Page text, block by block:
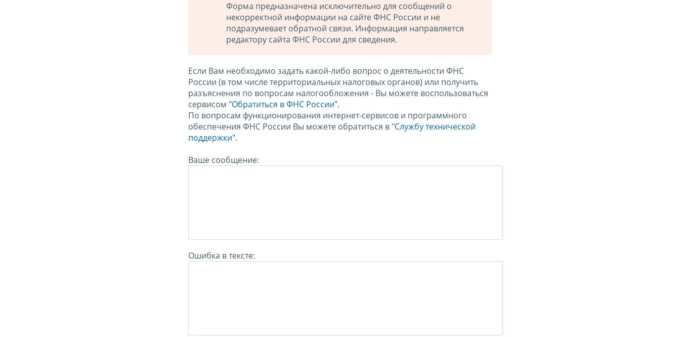
Форма предназначена исключительно для сообщений о
некорректной информации на сайте ФНС России и не
подразумевает обратной связи. Информация направляется
редактору сайта ФНС России для сведения.
Если Вам необходимо задать какой-либо вопрос о деятельности ФНС
России (в том числе территориальных налоговых органов) или получить
разъяснения по вопросам налогообложения - Вы можете воспользоваться
сервисом "Обратиться в ФНС России".
По вопросам функционирования интернет-сервисов и программного
обеспечения ФНС России Вы можете обратиться в "Службу технической
поддержки".
Ваше сообщение:
Ошибка в тексте: